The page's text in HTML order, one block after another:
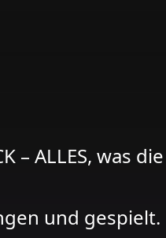
– ALLES, was
und gespielt.